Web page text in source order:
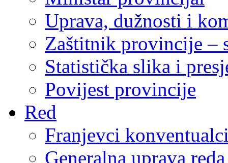
Uprava, dužnosti i
Zaštitnik provincije –
Statistička slika i
Povijest provincije
Red
Franjevci
Generalna uprava